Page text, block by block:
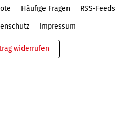
Häufige Fragen RSS-Feeds
Impressum
widerrufen